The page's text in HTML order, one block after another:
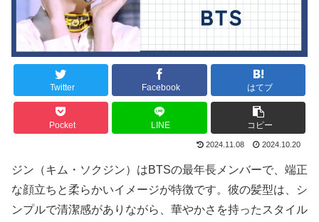
Twitter Facebook はてブ
Pocket LINE コピー
2024.11.08 2024.10.20
ジン（キム・ソクジン）はBTSの最年長メンバーで、端正
な顔立ちと柔らかいイメージが特徴です。彼の髪型は、シ
ンプルで清潔感がありながら、華やかさを持ったスタイル